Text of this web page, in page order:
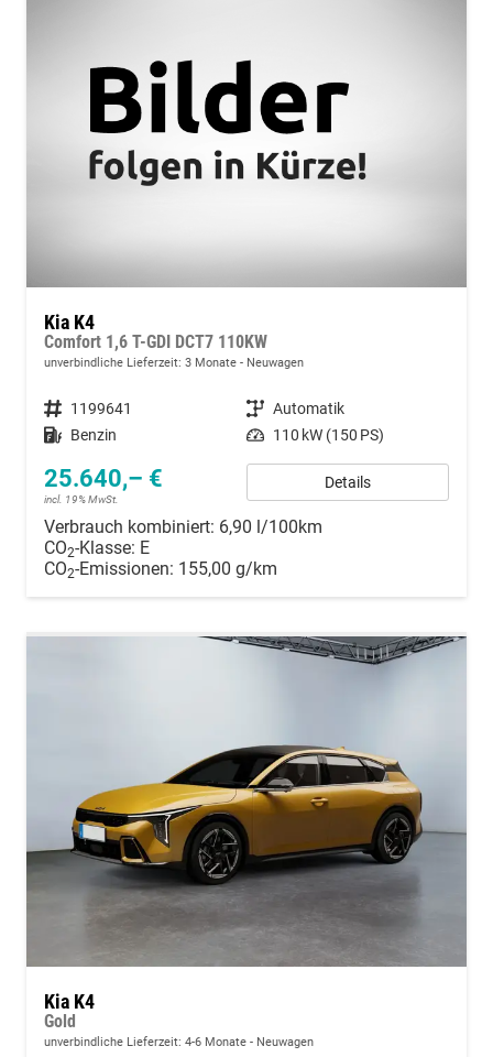
Kia K4
Comfort 1,6 T-GDI DCT7 110KW
unverbindliche Lieferzeit: 3 Monate Neuwagen
Fahrzeugnummer 1199641 Getriebe Automatik
Kraftstoff Benzin Leistung 110 kW (150 PS)
25.640,– €
incl. 19% MwSt.
Details
Verbrauch kombiniert: 6,90 l/100km
CO2-Klasse: E
CO2-Emissionen: 155,00 g/km
Kia K4
Gold
unverbindliche Lieferzeit: 4-6 Monate Neuwagen